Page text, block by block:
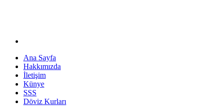
Ana Sayfa
Hakkımızda
İletişim
Künye
SSS
Döviz Kurları